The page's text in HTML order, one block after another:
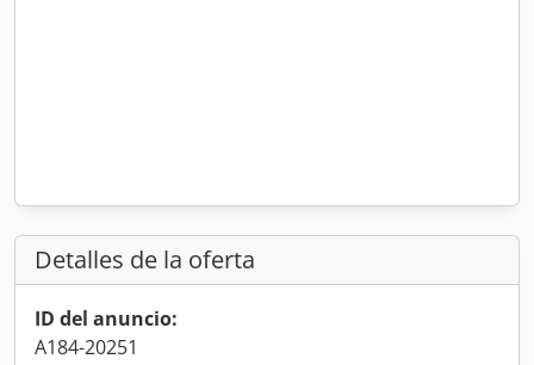
Detalles de la oferta
ID del anuncio:
A184-20251